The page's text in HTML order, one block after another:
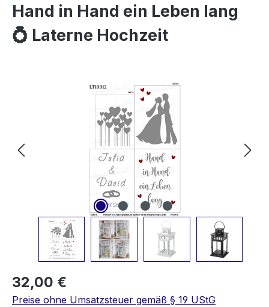
Hand in Hand ein Leben lang
💍 Laterne Hochzeit
Bildergalerie überspringen
32,00 €
Preise ohne Umsatzsteuer gemäß § 19 UStG